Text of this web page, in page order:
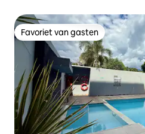
Favoriet van gasten
Favoriet van gasten